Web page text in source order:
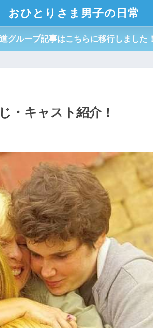
おひとりさま男子の日常
グループ記事はこちらに移行しました！
・キャスト紹介！